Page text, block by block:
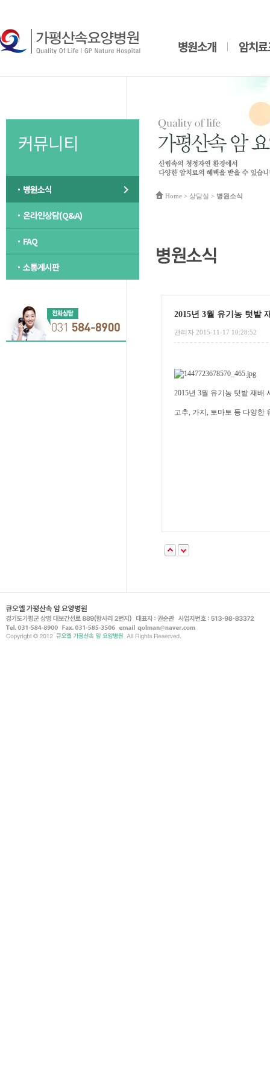
병원소개 암치
커뮤니티
병원소식
온라인상담(Q&A)
FAQ
소통게시판
Home > 상담실 > 병원소식
2015년 3월 유기농 텃밭
관리자 2015-11-17 10:28:52
2015년 3월 유기농 텃밭 재배
고추, 가지, 토마토 등 다양한